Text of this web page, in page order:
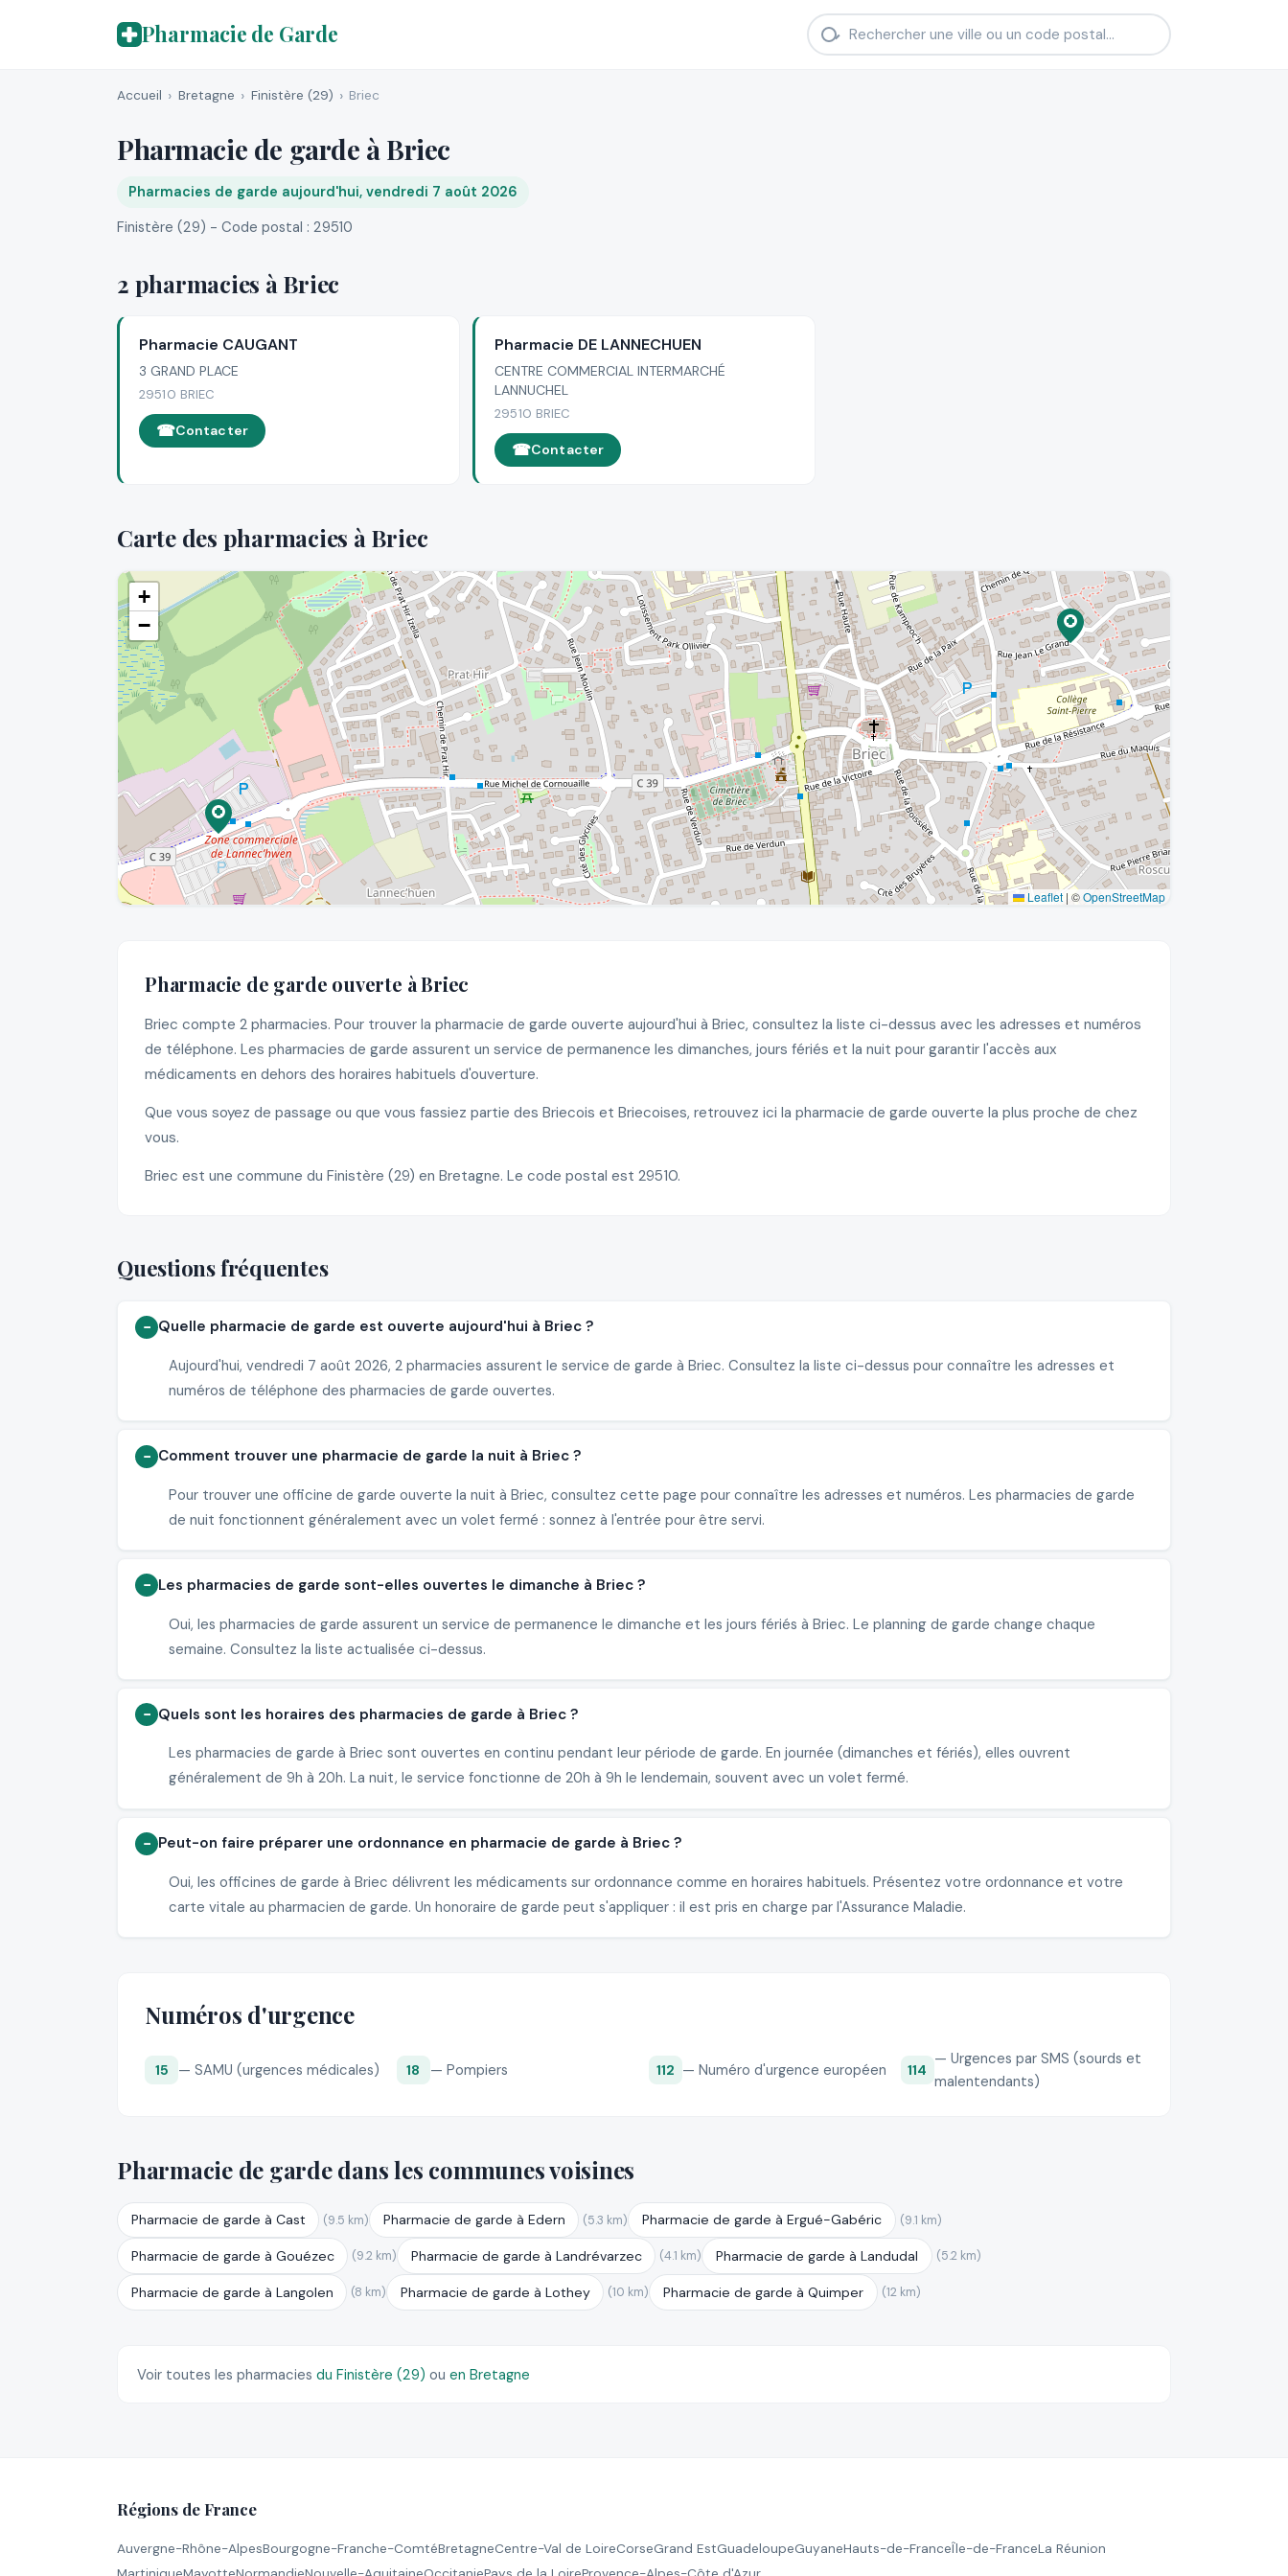
Pharmacie de Garde
Accueil Bretagne Finistère (29) Briec
Pharmacie de garde à Briec
Pharmacies de garde aujourd'hui, vendredi 7 août 2026
Finistère (29) - Code postal : 29510
2 pharmacies à Briec
Pharmacie CAUGANT
3 GRAND PLACE
29510 BRIEC
Contacter
Pharmacie DE LANNECHUEN
CENTRE COMMERCIAL INTERMARCHÉ
LANNUCHEL
29510 BRIEC
Contacter
Carte des pharmacies à Briec
+
−
Leaflet | ©OpenStreetMap
Pharmacie de garde ouverte à Briec
Briec compte 2 pharmacies. Pour trouver la pharmacie de garde ouverte aujourd'hui à Briec, consultez la liste ci-dessus avec les adresses et numéros
de téléphone. Les pharmacies de garde assurent un service de permanence les dimanches, jours fériés et la nuit pour garantir l'accès aux
médicaments en dehors des horaires habituels d'ouverture.
Que vous soyez de passage ou que vous fassiez partie des Briecois et Briecoises, retrouvez ici la pharmacie de garde ouverte la plus proche de chez
vous.
Briec est une commune du Finistère (29) en Bretagne. Le code postal est 29510.
Questions fréquentes
Quelle pharmacie de garde est ouverte aujourd'hui à Briec ?
Aujourd'hui, vendredi 7 août 2026, 2 pharmacies assurent le service de garde à Briec. Consultez la liste ci-dessus pour connaître les adresses et
numéros de téléphone des pharmacies de garde ouvertes.
Comment trouver une pharmacie de garde la nuit à Briec ?
Pour trouver une officine de garde ouverte la nuit à Briec, consultez cette page pour connaître les adresses et numéros. Les pharmacies de garde
de nuit fonctionnent généralement avec un volet fermé : sonnez à l'entrée pour être servi.
Les pharmacies de garde sont-elles ouvertes le dimanche à Briec ?
Oui, les pharmacies de garde assurent un service de permanence le dimanche et les jours fériés à Briec. Le planning de garde change chaque
semaine. Consultez la liste actualisée ci-dessus.
Quels sont les horaires des pharmacies de garde à Briec ?
Les pharmacies de garde à Briec sont ouvertes en continu pendant leur période de garde. En journée (dimanches et fériés), elles ouvrent
généralement de 9h à 20h. La nuit, le service fonctionne de 20h à 9h le lendemain, souvent avec un volet fermé.
Peut-on faire préparer une ordonnance en pharmacie de garde à Briec ?
Oui, les officines de garde à Briec délivrent les médicaments sur ordonnance comme en horaires habituels. Présentez votre ordonnance et votre
carte vitale au pharmacien de garde. Un honoraire de garde peut s'appliquer : il est pris en charge par l'Assurance Maladie.
Numéros d'urgence
15 — SAMU (urgences médicales) 18 — Pompiers 112 — Numéro d'urgence européen 114
— Urgences par SMS (sourds et
malentendants)
Pharmacie de garde dans les communes voisines
Pharmacie de garde à Cast (9.5 km) Pharmacie de garde à Edern (5.3 km) Pharmacie de garde à Ergué-Gabéric (9.1 km)
Pharmacie de garde à Gouézec (9.2 km) Pharmacie de garde à Landrévarzec (4.1 km) Pharmacie de garde à Landudal (5.2 km)
Pharmacie de garde à Langolen (8 km) Pharmacie de garde à Lothey (10 km) Pharmacie de garde à Quimper (12 km)
Voir toutes les pharmacies du Finistère (29) ou en Bretagne
Régions de France
Auvergne-Rhône-AlpesBourgogne-Franche-ComtéBretagneCentre-Val de LoireCorseGrand EstGuadeloupeGuyaneHauts-de-FranceÎle-de-FranceLa Réunion